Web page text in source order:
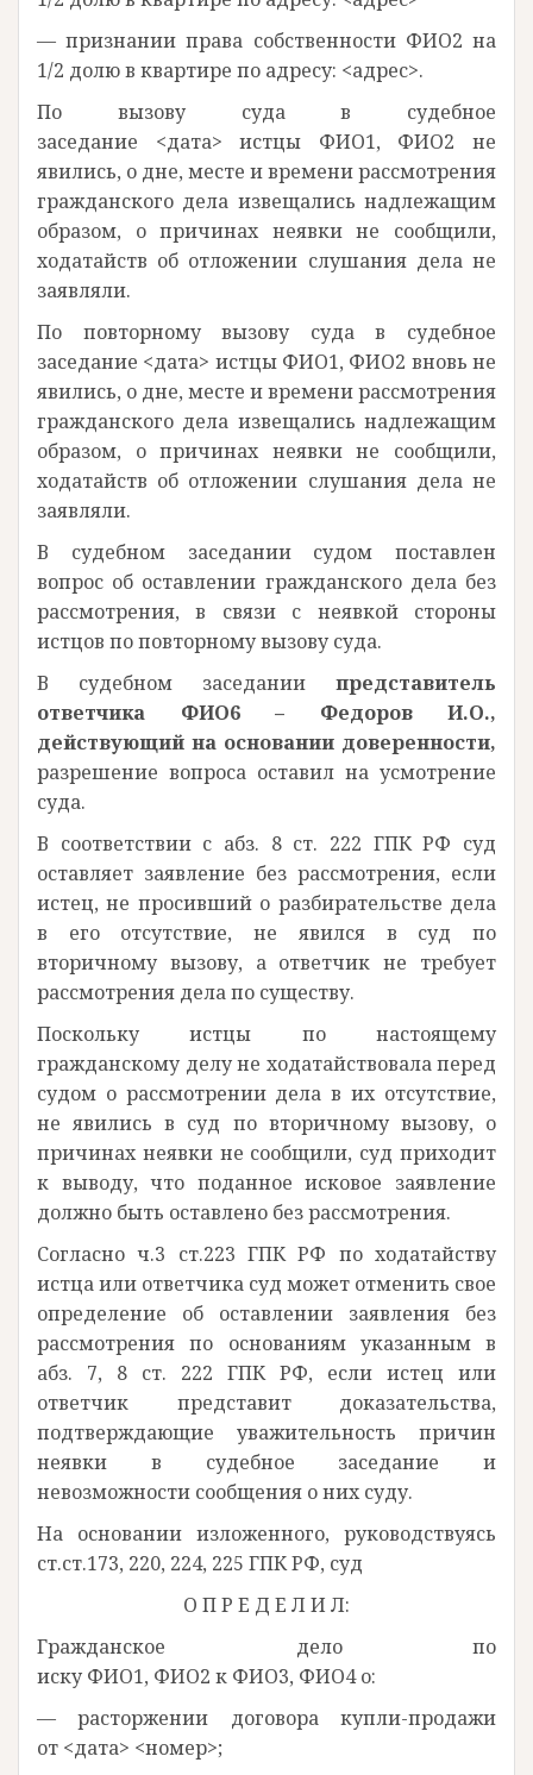
— признании права собственности ФИО2 на
1/2 долю в квартире по адресу: <адрес>.
По вызову суда в судебное
заседание <дата> истцы ФИО1, ФИО2 не
явились, о дне, месте и времени рассмотрения
гражданского дела извещались надлежащим
образом, о причинах неявки не сообщили,
ходатайств об отложении слушания дела не
заявляли.
По повторному вызову суда в судебное
заседание <дата> истцы ФИО1, ФИО2 вновь не
явились, о дне, месте и времени рассмотрения
гражданского дела извещались надлежащим
образом, о причинах неявки не сообщили,
ходатайств об отложении слушания дела не
заявляли.
В судебном заседании судом поставлен
вопрос об оставлении гражданского дела без
рассмотрения, в связи с неявкой стороны
истцов по повторному вызову суда.
В судебном заседании представитель
ответчика ФИО6 – Федоров И.О.,
действующий на основании доверенности,
разрешение вопроса оставил на усмотрение
суда.
В соответствии с абз. 8 ст. 222 ГПК РФ суд
оставляет заявление без рассмотрения, если
истец, не просивший о разбирательстве дела
в его отсутствие, не явился в суд по
вторичному вызову, а ответчик не требует
рассмотрения дела по существу.
Поскольку истцы по настоящему
гражданскому делу не ходатайствовала перед
судом о рассмотрении дела в их отсутствие,
не явились в суд по вторичному вызову, о
причинах неявки не сообщили, суд приходит
к выводу, что поданное исковое заявление
должно быть оставлено без рассмотрения.
Согласно ч.3 ст.223 ГПК РФ по ходатайству
истца или ответчика суд может отменить свое
определение об оставлении заявления без
рассмотрения по основаниям указанным в
абз. 7, 8 ст. 222 ГПК РФ, если истец или
ответчик представит доказательства,
подтверждающие уважительность причин
неявки в судебное заседание и
невозможности сообщения о них суду.
На основании изложенного, руководствуясь
ст.ст.173, 220, 224, 225 ГПК РФ, суд
О П Р Е Д Е Л И Л:
Гражданское дело по
иску ФИО1, ФИО2 к ФИО3, ФИО4 о:
— расторжении договора купли-продажи
от <дата> <номер>;